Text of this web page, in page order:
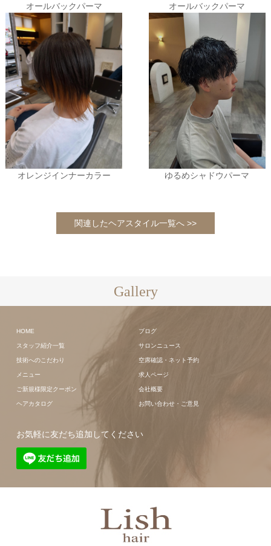
オールバックパーマ オールバックパーマ
オレンジインナーカラー ゆるめシャドウパーマ
関連したヘアスタイル一覧へ >>
Gallery
HOME
スタッフ紹介一覧
技術へのこだわり
メニュー
ご新規様限定クーポン
ヘアカタログ
ブログ
サロンニュース
空席確認・ネット予約
求人ページ
会社概要
お問い合わせ・ご意見
お気軽に友だち追加してください